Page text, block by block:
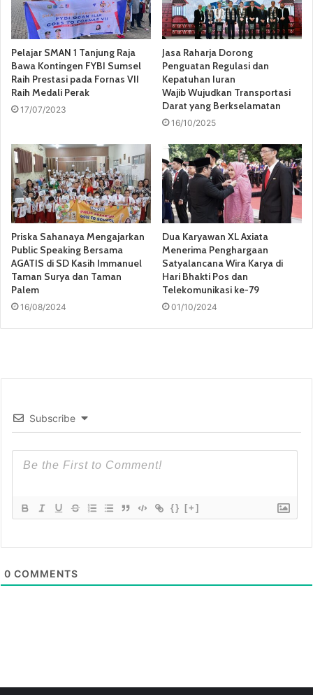
Pelajar SMAN 1 Tanjung Raja
Bawa Kontingen FYBI Sumsel
Raih Prestasi pada Fornas VII
Raih Medali Perak
17/07/2023
Jasa Raharja Dorong
Penguatan Regulasi dan
Kepatuhan Iuran
Wajib Wujudkan Transportasi
Darat yang Berkselamatan
16/10/2025
Priska Sahanaya Mengajarkan
Public Speaking Bersama
AGATIS di SD Kasih Immanuel
Taman Surya dan Taman
Palem
16/08/2024
Dua Karyawan XL Axiata
Menerima Penghargaan
Satyalancana Wira Karya di
Hari Bhakti Pos dan
Telekomunikasi ke-79
01/10/2024
Subscribe
{} [+]
0 COMMENTS